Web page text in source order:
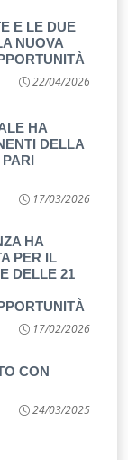
E LE DUE
NUOVA
22/04/2026
HA
DELLA
17/03/2026
HA
PER IL
DELLE 21
17/02/2026
CON
24/03/2025